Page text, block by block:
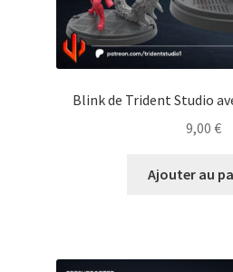
Blink de Trident Studio
9,00 €
Ajouter au